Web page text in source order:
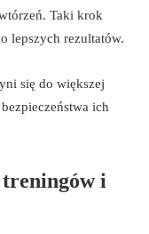
Taki krok
lepszych rezultatów.
się do większej
ich
treningów i